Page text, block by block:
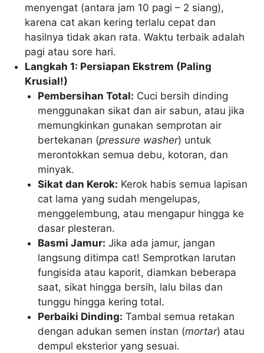
menyengat (antara jam 10 pagi – 2 siang),
karena cat akan kering terlalu cepat dan
hasilnya tidak akan rata. Waktu terbaik adalah
pagi atau sore hari.
Langkah 1: Persiapan Ekstrem (Paling
Krusial!)
Pembersihan Total: Cuci bersih dinding
menggunakan sikat dan air sabun, atau jika
memungkinkan gunakan semprotan air
bertekanan (pressure washer) untuk
merontokkan semua debu, kotoran, dan
minyak.
Sikat dan Kerok: Kerok habis semua lapisan
cat lama yang sudah mengelupas,
menggelembung, atau mengapur hingga ke
dasar plesteran.
Basmi Jamur: Jika ada jamur, jangan
langsung ditimpa cat! Semprotkan larutan
fungisida atau kaporit, diamkan beberapa
saat, sikat hingga bersih, lalu bilas dan
tunggu hingga kering total.
Perbaiki Dinding: Tambal semua retakan
dengan adukan semen instan (mortar) atau
dempul eksterior yang sesuai.